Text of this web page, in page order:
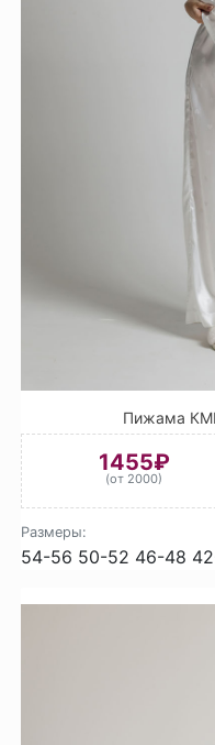
Пижама
1455₽
(от 2000)
Размеры:
54-56 50-52 46-48